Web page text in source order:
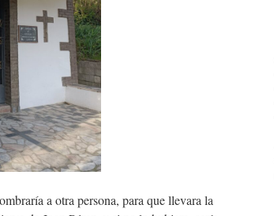
a otra persona, para que llevara la